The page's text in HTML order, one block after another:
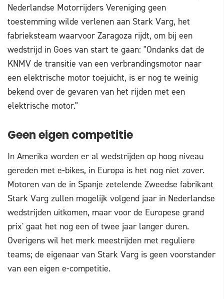
Nederlandse Motorrijders Vereniging geen
toestemming wilde verlenen aan Stark Varg, het
fabrieksteam waarvoor Zaragoza rijdt, om bij een
wedstrijd in Goes van start te gaan: "Ondanks dat de
KNMV de transitie van een verbrandingsmotor naar
een elektrische motor toejuicht, is er nog te weinig
bekend over de gevaren van het rijden met een
elektrische motor."
Geen eigen competitie
In Amerika worden er al wedstrijden op hoog niveau
gereden met e-bikes, in Europa is het nog niet zover.
Motoren van de in Spanje zetelende Zweedse fabrikant
Stark Varg zullen mogelijk volgend jaar in Nederlandse
wedstrijden uitkomen, maar voor de Europese grand
prix' gaat het nog een of twee jaar langer duren.
Overigens wil het merk meestrijden met reguliere
teams; de eigenaar van Stark Varg is geen voorstander
van een eigen e-competitie.